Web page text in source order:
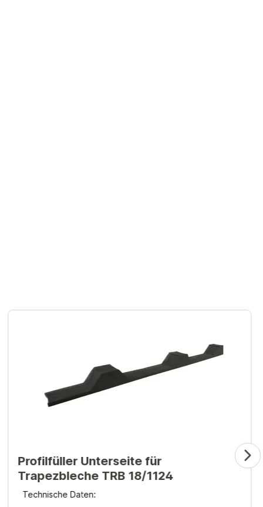
Profilfüller Unterseite für
Trapezbleche TRB 18/1124
Technische Daten: